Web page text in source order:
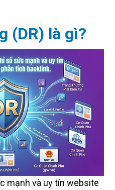
(DR) là gì?
mạnh và uy tín website